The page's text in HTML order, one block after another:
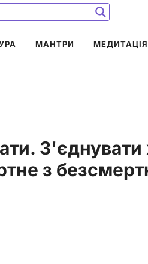
МАНТРИ МЕДИТАЦІЯ
З'єднувати
з